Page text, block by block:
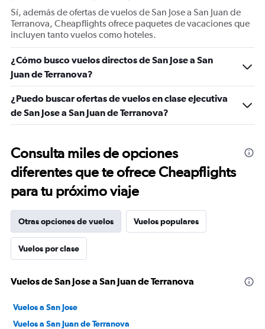
Sí, además de ofertas de vuelos de San Jose a San Juan de
Terranova, Cheapflights ofrece paquetes de vacaciones que
incluyen tanto vuelos como hoteles.
¿Cómo busco vuelos directos de San Jose a San
Juan de Terranova?
¿Puedo buscar ofertas de vuelos en clase ejecutiva
de San Jose a San Juan de Terranova?
Consulta miles de opciones
diferentes que te ofrece Cheapflights
para tu próximo viaje
Otras opciones de vuelos Vuelos populares
Vuelos por clase
Vuelos de San Jose a San Juan de Terranova
Vuelos a San Jose
Vuelos a San Juan de Terranova